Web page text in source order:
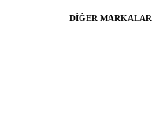
DİĞER MARKALAR